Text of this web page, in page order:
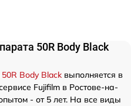
50R Body Black
Body Blackвыполняется в
Fujifilm в Ростове-на-
- от 5 лет. На все виды